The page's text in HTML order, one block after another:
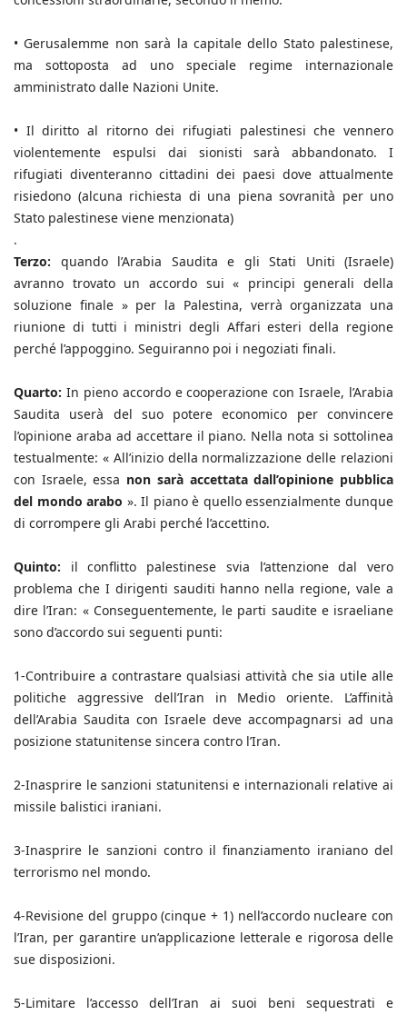
• Gerusalemme non sarà la capitale dello Stato palestinese,
ma sottoposta ad uno speciale regime internazionale
amministrato dalle Nazioni Unite.
• Il diritto al ritorno dei rifugiati palestinesi che vennero
violentemente espulsi dai sionisti sarà abbandonato. I
rifugiati diventeranno cittadini dei paesi dove attualmente
risiedono (alcuna richiesta di una piena sovranità per uno
Stato palestinese viene menzionata)
.
Terzo: quando l’Arabia Saudita e gli Stati Uniti (Israele)
avranno trovato un accordo sui « principi generali della
soluzione finale » per la Palestina, verrà organizzata una
riunione di tutti i ministri degli Affari esteri della regione
perché l’appoggino. Seguiranno poi i negoziati finali.
Quarto: In pieno accordo e cooperazione con Israele, l’Arabia
Saudita userà del suo potere economico per convincere
l’opinione araba ad accettare il piano. Nella nota si sottolinea
testualmente: « All’inizio della normalizzazione delle relazioni
con Israele, essa non sarà accettata dall’opinione pubblica
del mondo arabo ». Il piano è quello essenzialmente dunque
di corrompere gli Arabi perché l’accettino.
Quinto: il conflitto palestinese svia l’attenzione dal vero
problema che I dirigenti sauditi hanno nella regione, vale a
dire l’Iran: « Conseguentemente, le parti saudite e israeliane
sono d’accordo sui seguenti punti:
1-Contribuire a contrastare qualsiasi attività che sia utile alle
politiche aggressive dell’Iran in Medio oriente. L’affinità
dell’Arabia Saudita con Israele deve accompagnarsi ad una
posizione statunitense sincera contro l’Iran.
2-Inasprire le sanzioni statunitensi e internazionali relative ai
missile balistici iraniani.
3-Inasprire le sanzioni contro il finanziamento iraniano del
terrorismo nel mondo.
4-Revisione del gruppo (cinque + 1) nell’accordo nucleare con
l’Iran, per garantire un’applicazione letterale e rigorosa delle
sue disposizioni.
5-Limitare l’accesso dell’Iran ai suoi beni sequestrati e